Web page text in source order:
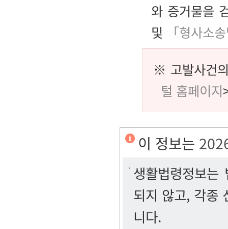
와 증거물을
및
「형사소
※ 고발사건
털 홈페이지
이 정보는
생활법령정보
되지 않고, 각종
니다.